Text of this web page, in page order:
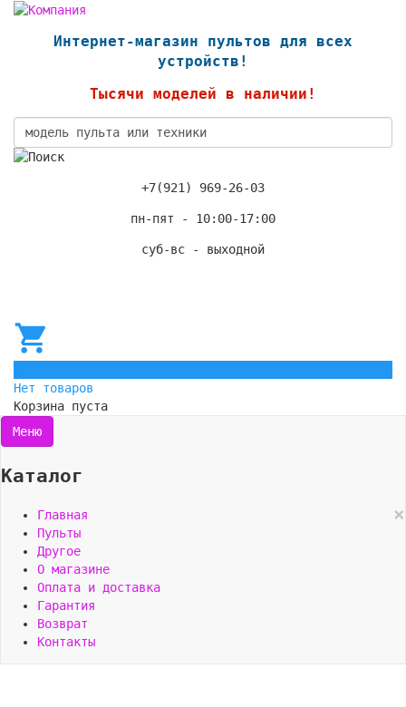
Интернет-магазин пультов для всех
устройств!
Тысячи моделей в наличии!
+7(921) 969-26-03
пн-пят - 10:00-17:00
суб-вс - выходной
Нет товаров
Корзина пуста
Меню
Каталог
×
Главная
Пульты
Другое
О магазине
Оплата и доставка
Гарантия
Возврат
Контакты